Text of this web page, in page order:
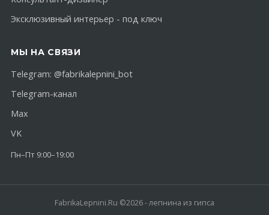
Эксклюзивный интерьер - под ключ
МЫ НА СВЯЗИ
Telegram: @fabrikalepnini_bot
Telegram-канал
Max
VK
Пн–Пт 9:00–19:00
FabrikaLepnini.Ru ©2026 - лепнина из гипса